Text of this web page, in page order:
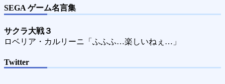
SEGA ゲーム名言集
サクラ大戦３
ロベリア・カルリーニ「ふふふ…楽しいねぇ…」
Twitter